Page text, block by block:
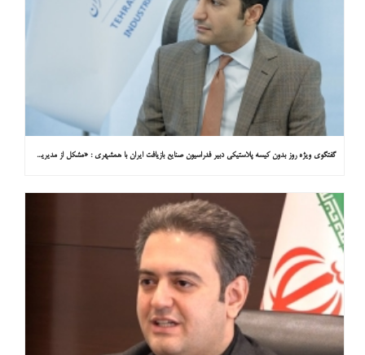
گفتگوی ویژه روز بدون کیسه پلاستیکی دبیر فدراسیون صنایع بازیافت ایران با همشهری : «مشکل از مدیریت پسماند پلاستیکی است، نه کیسه پلاستیکی»